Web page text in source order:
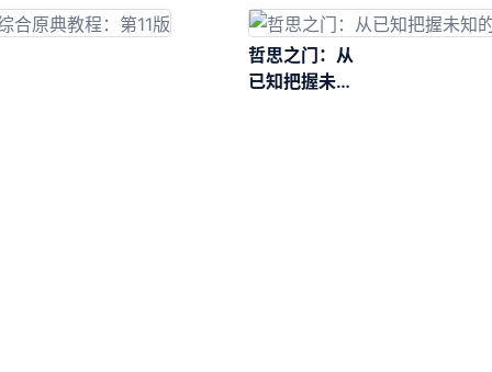
哲思之门：从
已知把握未知